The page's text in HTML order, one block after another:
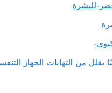
يقلل من التهابات الجهاز